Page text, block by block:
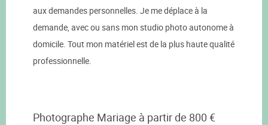
aux demandes personnelles. Je me déplace à la
demande, avec ou sans mon studio photo autonome à
domicile. Tout mon matériel est de la plus haute qualité
professionnelle.
Photographe Mariage à partir de 800 €